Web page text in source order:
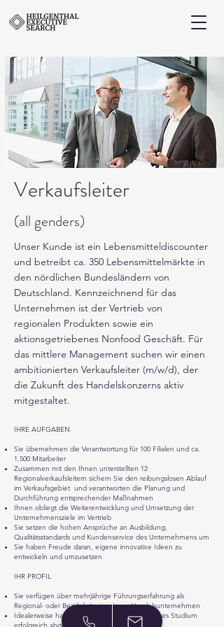
Verkaufsleiter
(all genders)
Unser Kunde ist ein Lebensmitteldiscounter
und betreibt ca. 350 Lebensmittelmärkte in
den nördlichen Bundesländern von
Deutschland. Kennzeichnend für das
Unternehmen ist der Vertrieb von
regionalen Produkten sowie ein
aktionsgetriebenes Nonfood Geschäft. Für
das mittlere Management suchen wir einen
ambitionierten Verkaufsleiter (m/w/d), der
die Zukunft des Handelskonzerns aktiv
mitgestaltet.
IHRE AUFGABEN
Sie übernehmen die Verantwortung für 100 Filialen und ca.
1.500 Mitarbeiter
Zusammen mit den Ihnen unterstellten 12
Regionalverkaufsleitern sichern Sie den reibungslosen Ablauf
im Verkaufsgebiet und verantworten die Planung und
Durchführung entsprechender Maßnahmen
Ihnen obliegt die Weiterentwicklung und Umsetzung der
Unternehmensziele im Vertrieb
Sie setzen die hohen Ansprüche an Ausbildung,
Qualitätsstandards und Kundenservice des Unternehmens um
Sie haben Freude daran, eigene innovative Ideen zu
entwickeln und umzusetzen
IHR PROFIL
Sie verfügen über mehrjährige Führungserfahrung als
Regional- oder Bezirksleiter in einem Handelsunternehmen
Idealerweise habe Sie ein betriebswirtschaftliches Studium